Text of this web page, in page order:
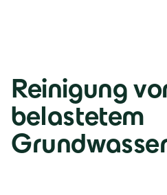
Reinigung
belastetem